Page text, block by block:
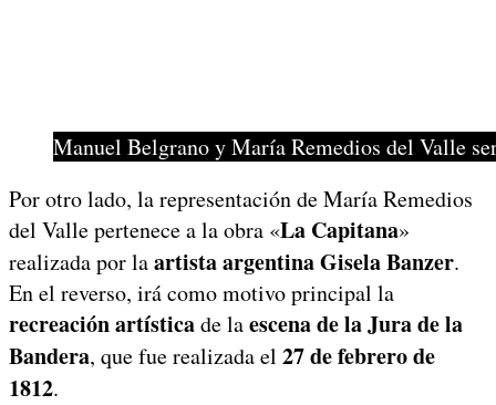
Manuel Belgrano y María Remedios del Valle
Por otro lado, la representación de María Remedios
del Valle pertenece a la obra «La Capitana»
realizada por laartista argentina Gisela Banzer.
En el reverso, irá como motivo principal la
recreación artísticade laescena de la Jura de la
Bandera, que fue realizada el 27 de febrero de
1812.